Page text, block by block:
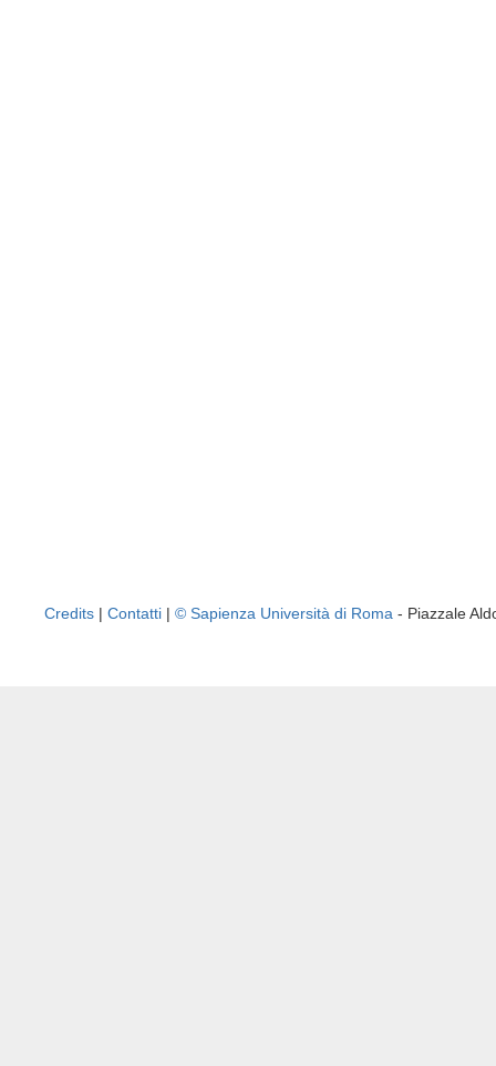
Credits | Contatti | © Sapienza Università di Roma - Piazzale